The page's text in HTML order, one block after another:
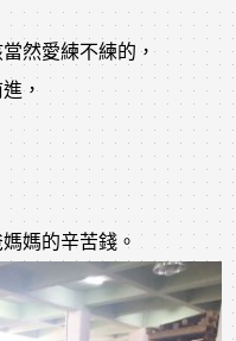
然愛練不練的，
，
媽的辛苦錢。